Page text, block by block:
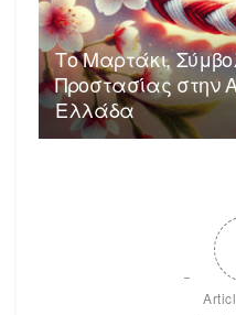
Το Μαρτάκι,
Προστασίας στην
Ελλάδα